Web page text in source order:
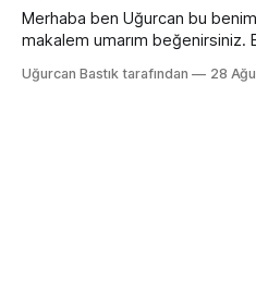
Merhaba ben Uğurcan bu
makalem umarım beğenirsiniz. Bu makalemde size Proteus
anlatacağım. Devrelerinizi
Uğurcan Bastık tarafından 28